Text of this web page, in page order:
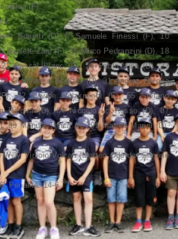
(F).
Bonetti (D), 7 Samuele Finessi (F), 10
Daniele Zani (F), 15 Mirco Pedranzini (D), 18
Pascal Blanc (D), 25 Fabio Villa (D), 27
Gianfranco Barozzi (D), 31 Andrea Rivoira
42 Davide Holzknecht (F), 55 Stefano
Rivoira (D), 64 Niccolò Lo Russo (D), 87
90 Manuel Tenca (F), 91 Matteo Marini (D),
Willy Vinicio Volcan (Matteo Oderda, Simone
Penalità: 14-6.